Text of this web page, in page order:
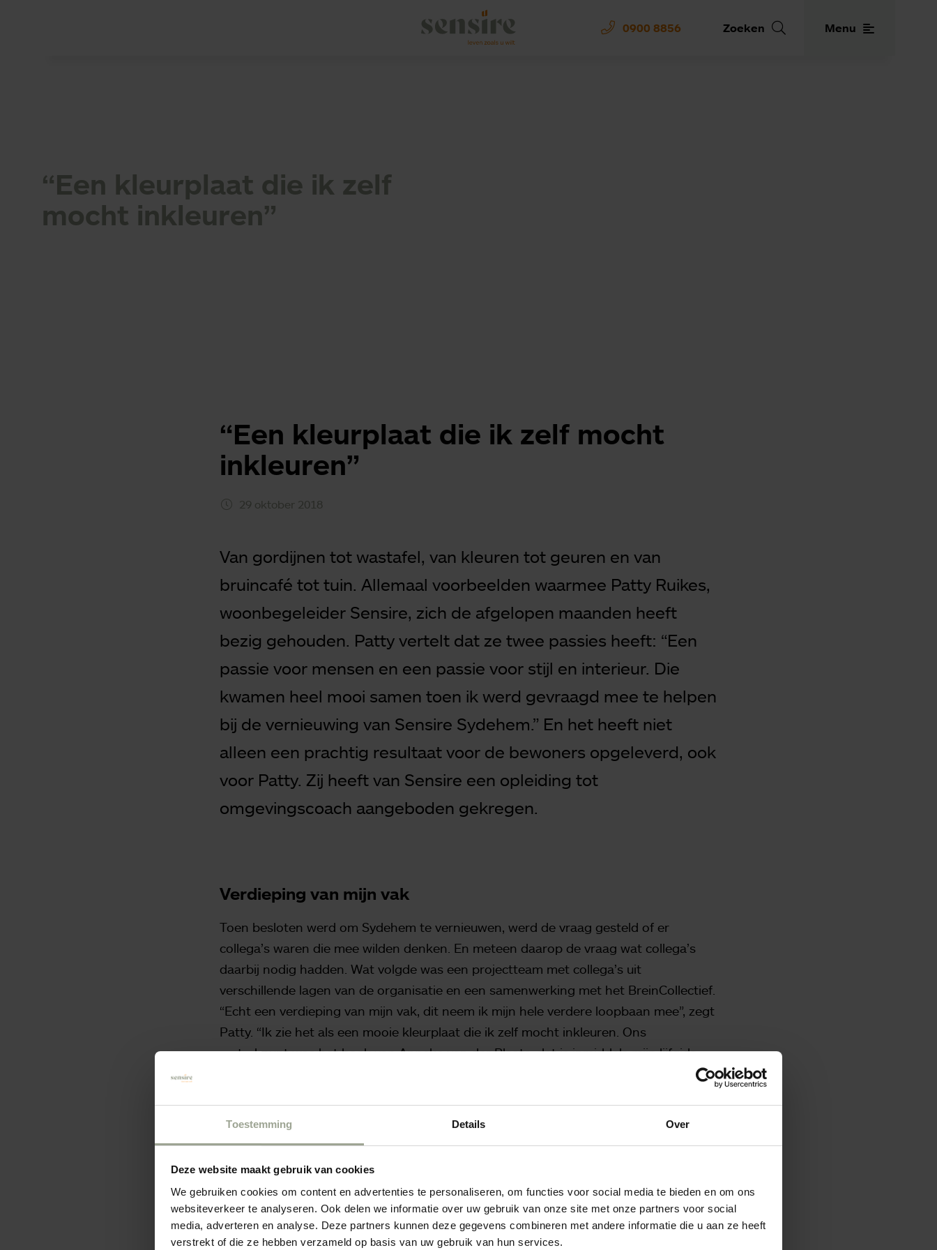
Toestemming Details Over
Deze website maakt gebruik van cookies
We gebruiken cookies om content en advertenties te personaliseren, om functies voor social media te bieden en om ons
websiteverkeer te analyseren. Ook delen we informatie over uw gebruik van onze site met onze partners voor social
media, adverteren en analyse. Deze partners kunnen deze gegevens combineren met andere informatie die u aan ze heeft
verstrekt of die ze hebben verzameld op basis van uw gebruik van hun services.
Sensire logo
0900 8856 Zoeken Menu
“Een kleurplaat die ik zelf
mocht inkleuren”
“Een kleurplaat die ik zelf mocht
inkleuren”
29 oktober 2018
Van gordijnen tot wastafel, van kleuren tot geuren en van
bruincafé tot tuin. Allemaal voorbeelden waarmee Patty Ruikes,
woonbegeleider Sensire, zich de afgelopen maanden heeft
bezig gehouden. Patty vertelt dat ze twee passies heeft: “Een
passie voor mensen en een passie voor stijl en interieur. Die
kwamen heel mooi samen toen ik werd gevraagd mee te helpen
bij de vernieuwing van Sensire Sydehem.” En het heeft niet
alleen een prachtig resultaat voor de bewoners opgeleverd, ook
voor Patty. Zij heeft van Sensire een opleiding tot
omgevingscoach aangeboden gekregen.
Verdieping van mijn vak
Toen besloten werd om Sydehem te vernieuwen, werd de vraag gesteld of er
collega’s waren die mee wilden denken. En meteen daarop de vraag wat collega’s
daarbij nodig hadden. Wat volgde was een projectteam met collega’s uit
verschillende lagen van de organisatie en een samenwerking met het BreinCollectief.
“Echt een verdieping van mijn vak, dit neem ik mijn hele verdere loopbaan mee”, zegt
Patty. “Ik zie het als een mooie kleurplaat die ik zelf mocht inkleuren. Ons
vertrekpunt was het boek van Anneke van der Plaats, dat is inmiddels mijn lijfgids
[red.- leuk detail inmiddels krijgen alle nieuwe medewerkers dit boek]. Alles kwam op
kwamen we achter. Kleuren achter bijvoorbeeld een wastafel geven diepgang en
functie. Bewoners weten dan waar ze moeten zijn als ze de handen willen wassen.”
Huiselijk en herkenbaar